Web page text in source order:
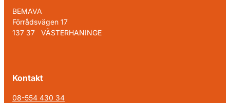
BEMAVA
Förrådsvägen 17
137 37 VÄSTERHANINGE
Kontakt
08-554 430 34